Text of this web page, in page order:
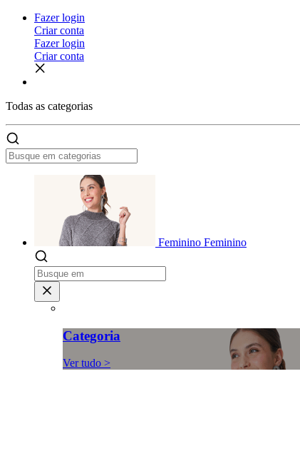
Fazer login
Criar conta
Fazer login
Criar conta
Todas as categorias
Feminino Feminino
Categoria
Ver tudo >